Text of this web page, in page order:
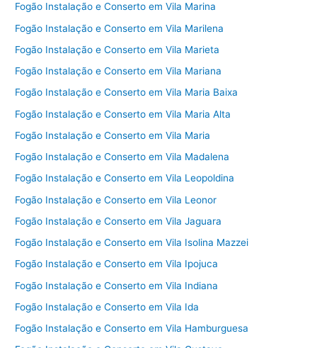
Fogão Instalação e Conserto em Vila Marina
Fogão Instalação e Conserto em Vila Marilena
Fogão Instalação e Conserto em Vila Marieta
Fogão Instalação e Conserto em Vila Mariana
Fogão Instalação e Conserto em Vila Maria Baixa
Fogão Instalação e Conserto em Vila Maria Alta
Fogão Instalação e Conserto em Vila Maria
Fogão Instalação e Conserto em Vila Madalena
Fogão Instalação e Conserto em Vila Leopoldina
Fogão Instalação e Conserto em Vila Leonor
Fogão Instalação e Conserto em Vila Jaguara
Fogão Instalação e Conserto em Vila Isolina Mazzei
Fogão Instalação e Conserto em Vila Ipojuca
Fogão Instalação e Conserto em Vila Indiana
Fogão Instalação e Conserto em Vila Ida
Fogão Instalação e Conserto em Vila Hamburguesa